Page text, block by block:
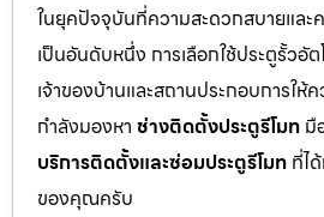
ในยุคปัจจุบันที่ความสะดวกสบายแล
เป็นอันดับหนึ่ง การเลือกใช้ประตูรั้วอั
เจ้าของบ้านและสถานประกอบการใ
กำลังมองหา ช่างติดตั้งประตูรีโมท มื
บริการติดตั้งและซ่อมประตูรีโมท ที่ไ
ของคุณครับ